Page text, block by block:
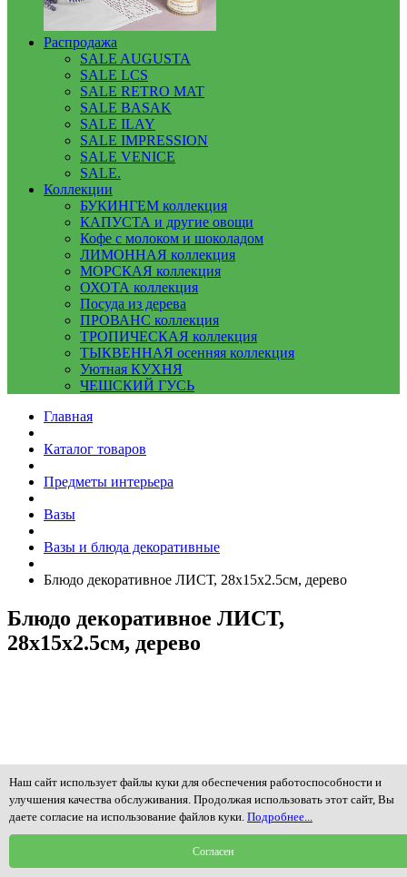
Распродажа
SALE AUGUSTA
SALE LCS
SALE RETRO MAT
SALE BASAK
SALE ILAY
SALE IMPRESSION
SALE VENICE
SALE.
Коллекции
БУКИНГЕМ коллекция
КАПУСТА и другие овощи
Кофе с молоком и шоколадом
ЛИМОННАЯ коллекция
МОРСКАЯ коллекция
ОХОТА коллекция
Посуда из дерева
ПРОВАНС коллекция
ТРОПИЧЕСКАЯ коллекция
ТЫКВЕННАЯ осенняя коллекция
Уютная КУХНЯ
ЧЕШСКИЙ ГУСЬ
Главная
Каталог товаров
Предметы интерьера
Вазы
Вазы и блюда декоративные
Блюдо декоративное ЛИСТ, 28х15х2.5см, дерево
Блюдо декоративное ЛИСТ,
28х15х2.5см, дерево
Наш сайт использует файлы куки для обеспечения работоспособности и
улучшения качества обслуживания. Продолжая использовать этот сайт, Вы
даете согласие на использование файлов куки. Подробнее...
Согласен